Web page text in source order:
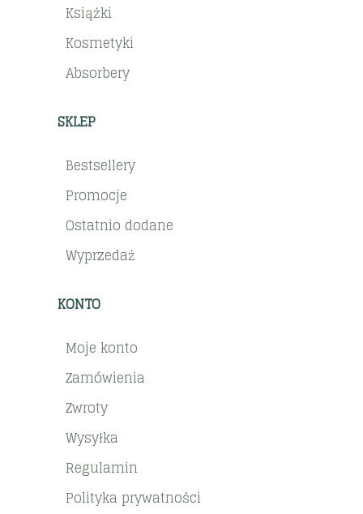
Książki
Kosmetyki
Absorbery
SKLEP
Bestsellery
Promocje
Ostatnio dodane
Wyprzedaż
KONTO
Moje konto
Zamówienia
Zwroty
Wysyłka
Regulamin
Polityka prywatności